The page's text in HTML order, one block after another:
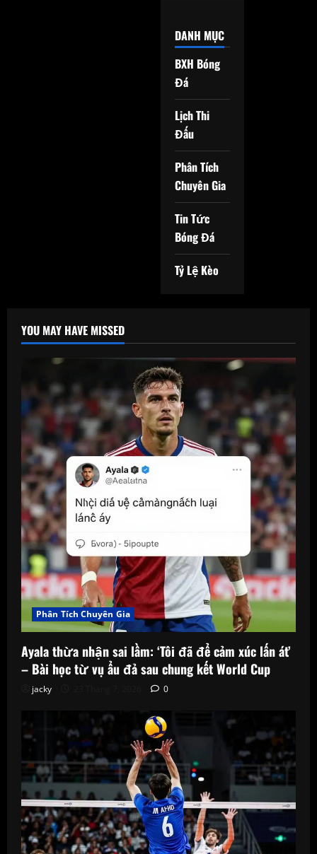
DANH MỤC
BXH Bóng
Đá
Lịch Thi
Đấu
Phân Tích
Chuyên Gia
Tin Tức
Bóng Đá
Tỷ Lệ Kèo
YOU MAY HAVE MISSED
Phân Tích Chuyên Gia
Ayala thừa nhận sai lầm: ‘Tôi đã để cảm xúc lấn át’
– Bài học từ vụ ẩu đả sau chung kết World Cup
jacky 0